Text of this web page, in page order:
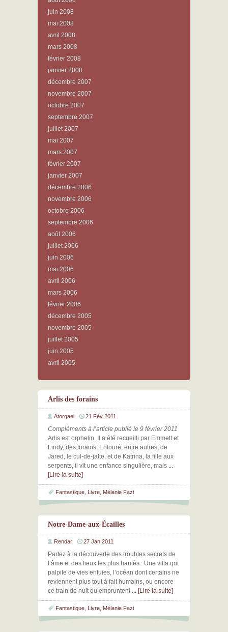
juin 2008
mai 2008
avril 2008
mars 2008
février 2008
janvier 2008
décembre 2007
novembre 2007
octobre 2007
septembre 2007
juillet 2007
mai 2007
mars 2007
février 2007
janvier 2007
décembre 2006
novembre 2006
octobre 2006
septembre 2006
août 2006
juillet 2006
juin 2006
mai 2006
avril 2006
mars 2006
février 2006
décembre 2005
novembre 2005
juillet 2005
juin 2005
avril 2005
Arlis des forains
Atorgael 21 Fév 2011
Compléments à l’article publié le 9 février 2011
Arlis est orphelin. Il a été recueilli par Emmett et
Lindy, des forains. Entouré, entre autres, de
Jared, le cul-de-jatte, et de Katrina, la fille aux
serpents, il vit une enfance singulière, mais ...
[Lire la suite]
Fantastique Livre Mélanie Fazi
Notre-Dame-aux-Écailles
Rendar 27 Jan 2011
Partez à la découverte des troubles secrets de
l’âme et des lieux les plus hantés : Une villa qui
palpite de vies enfuies, l’océan dont certains ne
reviennent plus tout à fait humains, ou encore
ce train de nuit qu’empruntent ... [Lire la suite]
Fantastique Livre Mélanie Fazi